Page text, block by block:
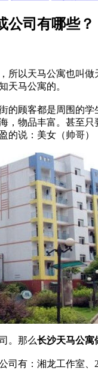
公司有哪些？
所以天马公寓也叫
天马公寓的。
的顾客都是周围的
，物品丰富。甚至
的说：美女（帅哥）
。那么长沙天马公寓
司有：湘龙工作室